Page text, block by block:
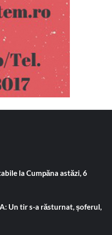
la Cumpăna astăzi, 6
Un tir s-a răsturnat, șoferul,